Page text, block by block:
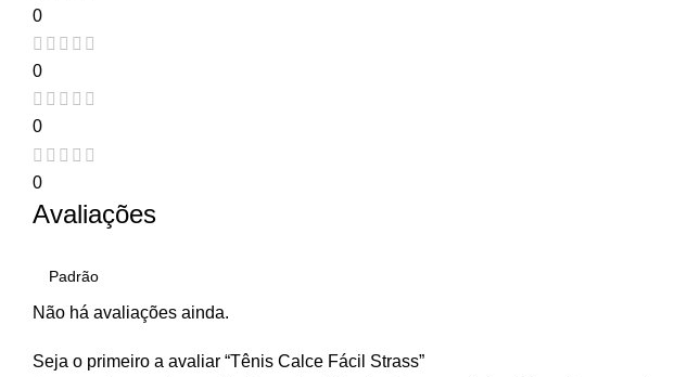
0
0
0
0
Avaliações
Não há avaliações ainda.
Seja o primeiro a avaliar “Tênis Calce Fácil Strass”